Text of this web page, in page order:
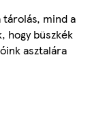
mind a
hogy büszkék
asztalára